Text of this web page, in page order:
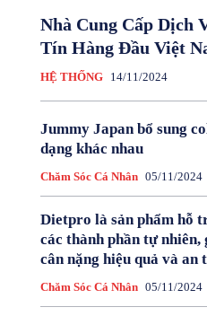
Nhà Cung Cấp Dịch
Tín Hàng Đầu Việt
HỆ THỐNG 14/11/2024
Jummy Japan bổ sung
dạng khác nhau
Chăm Sóc Cá Nhân 05/11/2024
Dietpro là sản phẩm hỗ
các thành phần tự nhiên,
cân nặng hiệu quả và an
Chăm Sóc Cá Nhân 05/11/2024